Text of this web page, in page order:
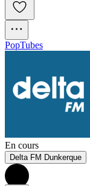
PopTubes
En cours
Delta FM Dunkerque